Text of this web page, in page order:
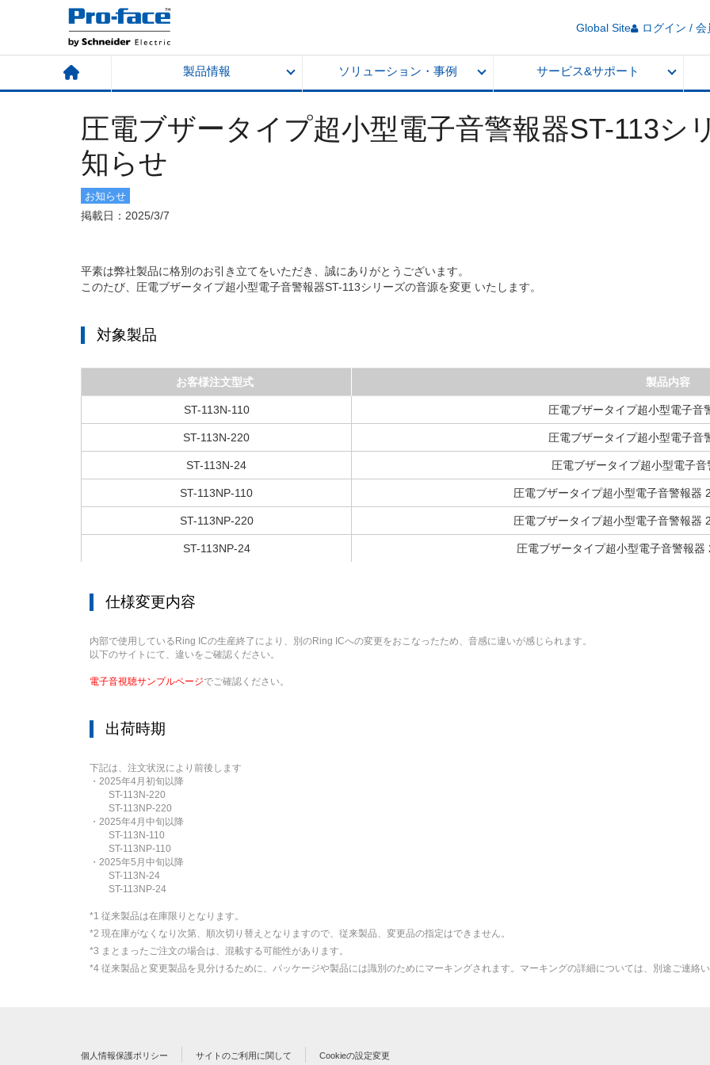
Global Site ログイン / 会
製品情報 ソリューション・事例 サービス&サポート
圧電ブザータイプ超小型電子音警報器ST-113シ
知らせ
お知らせ
掲載日：2025/3/7
平素は弊社製品に格別のお引き立てをいただき、誠にありがとうございます。
このたび、圧電ブザータイプ超小型電子音警報器ST-113シリーズの音源を変更​ いたします。
対象製品
お客様注文型式 製品内容
ST-113N-110 圧電ブザータイプ超小型電子音
ST-113N-220 圧電ブザータイプ超小型電子音
ST-113N-24 圧電ブザータイプ超小型電子
ST-113NP-110 圧電ブザータイプ超小型電子音警報器
ST-113NP-220 圧電ブザータイプ超小型電子音警報器
ST-113NP-24 圧電ブザータイプ超小型電子音警報
仕様変更内容
内部で使用しているRing ICの生産終了により、別のRing ICへの変更をおこなったため、音感に違いが感じられます。
以下のサイトにて、違いをご確認ください。
電子音視聴サンプルページでご確認ください。
出荷時期
下記は、注文状況により前後します
・2025年4月初旬以降
ST-113N-220
ST-113NP-220
・2025年4月中旬以降
ST-113N-110
ST-113NP-110
・2025年5月中旬以降
ST-113N-24
ST-113NP-24
*1 従来製品は在庫限りとなります。
*2 現在庫がなくなり次第、順次切り替えとなりますので、従来製品、変更品の指定はできません。
*3 まとまったご注文の場合は、混載する可能性があります。
*4 従来製品と変更製品を見分けるために、パッケージや製品には識別のためにマーキングされます。マーキングの詳細については、別途ご連絡
個人情報保護ポリシー サイトのご利用に関して Cookieの設定変更